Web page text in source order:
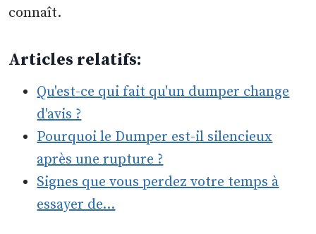
connaît.
Articles relatifs:
Qu'est-ce qui fait qu'un dumper change
d'avis ?
Pourquoi le Dumper est-il silencieux
après une rupture ?
Signes que vous perdez votre temps à
essayer de…